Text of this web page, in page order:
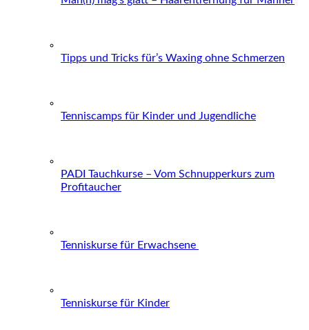
Tipps und Tricks für’s Waxing ohne Schmerzen
Tenniscamps für Kinder und Jugendliche
PADI Tauchkurse – Vom Schnupperkurs zum
Profitaucher
Tenniskurse für Erwachsene
Tenniskurse für Kinder